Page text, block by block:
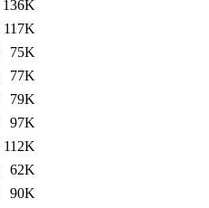
136K
117K
75K
77K
79K
97K
112K
62K
90K